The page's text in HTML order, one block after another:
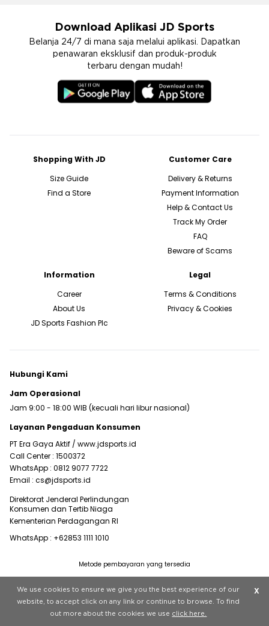
Download Aplikasi JD Sports
Belanja 24/7 di mana saja melalui aplikasi. Dapatkan
penawaran eksklusif dan produk-produk
terbaru dengan mudah!
Shopping With JD
Size Guide
Find a Store
Customer Care
Delivery & Returns
Payment Information
Help & Contact Us
Track My Order
FAQ
Beware of Scams
Information
Career
About Us
JD Sports Fashion Plc
Legal
Terms & Conditions
Privacy & Cookies
Hubungi Kami
Jam Operasional
Jam 9:00 - 18:00 WIB (kecuali hari libur nasional)
Layanan Pengaduan Konsumen
PT Era Gaya Aktif / www.jdsports.id
Call Center : 1500372
WhatsApp : 0812 9077 7722
Email : cs@jdsports.id
Direktorat Jenderal Perlindungan
Konsumen dan Tertib Niaga
Kementerian Perdagangan RI
WhatsApp : +62853 1111 1010
Copyright © 2022 JD Sports All rights reserved.
Metode pembayaran yang tersedia
We use cookies to ensure we give you the best experience of our
website, to accept click on any link or continue to browse. To find
out more about the cookies we use click here.
X